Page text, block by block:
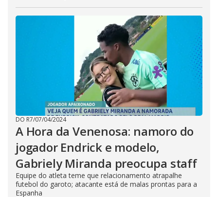
DO R7/07/04/2024
A Hora da Venenosa: namoro do
jogador Endrick e modelo,
Gabriely Miranda preocupa staff
Equipe do atleta teme que relacionamento atrapalhe
futebol do garoto; atacante está de malas prontas para a
Espanha